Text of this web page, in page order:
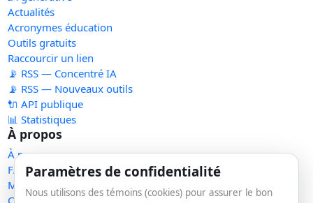
Actualités
Acronymes éducation
Outils gratuits
Raccourcir un lien
📡 RSS — Concentré IA
📡 RSS — Nouveaux outils
🔌 API publique
📊 Statistiques
À propos
À propos
FAQ
Méthodologie
Paramètres de confidentialité
Nous utilisons des témoins (cookies) pour assurer le bon